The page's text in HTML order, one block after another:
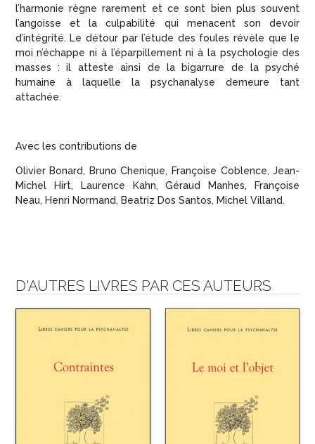
l’harmonie règne rarement et ce sont bien plus souvent
l’angoisse et la culpabilité qui menacent son devoir
d’intégrité. Le détour par l’étude des foules révèle que le
moi n’échappe ni à l’éparpillement ni à la psychologie des
masses : il atteste ainsi de la bigarrure de la psyché
humaine à laquelle la psychanalyse demeure tant
attachée.
Avec les contributions de
Olivier Bonard, Bruno Chenique, Françoise Coblence, Jean-
Michel Hirt, Laurence Kahn, Géraud Manhes, Françoise
Neau, Henri Normand, Beatriz Dos Santos, Michel Villand.
D'AUTRES LIVRES PAR CES AUTEURS